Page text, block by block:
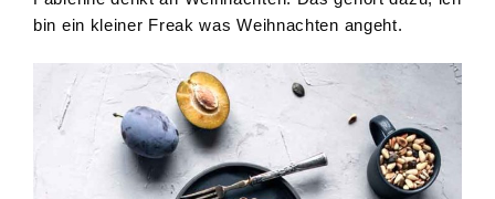
bin ein kleiner Freak was Weihnachten angeht.